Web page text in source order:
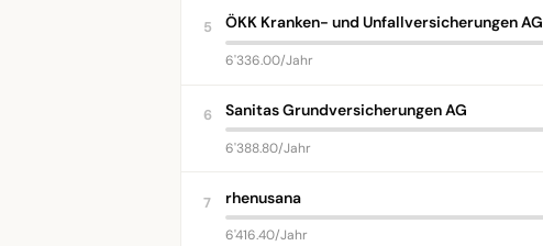
5 ÖKK Kranken- und Unfallversicherungen AG
6'336.00/Jahr
6 Sanitas Grundversicherungen AG
6'388.80/Jahr
7 rhenusana
6'416.40/Jahr